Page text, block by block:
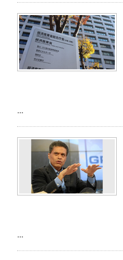
...
...